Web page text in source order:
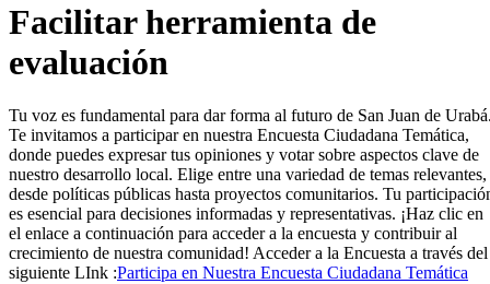
​Facilitar herramienta de
evaluación​​​
Tu voz es fundamental para dar forma al futuro de San Juan de
Te invitamos a participar en nuestra Encuesta Ciudadana Temática,
donde puedes expresar tus opiniones y votar sobre aspectos clave de
nuestro desarrollo local. Elige entre una variedad de temas relevantes,
desde políticas públicas hasta proyectos comunitarios. Tu
es esencial para decisiones informadas y representativas. ¡Haz clic en
el enlace a continuación para acceder a la encuesta y contribuir al
crecimiento de nuestra comunidad! Acceder a la Encuesta a travé​s del
siguiente LInk :Participa en Nuestra Encuesta Ciudadana Temática​